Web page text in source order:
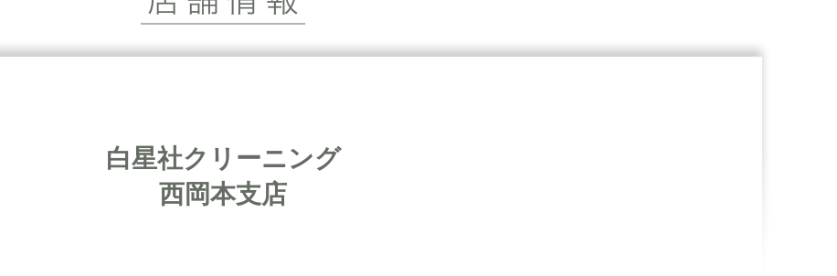
白星社クリーニング
西岡本支店